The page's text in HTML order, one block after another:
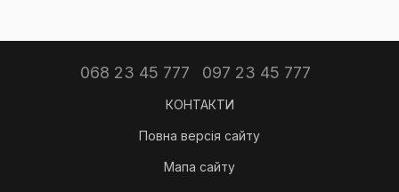
068 23 45 777 097 23 45 777
КОНТАКТИ
Повна версія сайту
Мапа сайту